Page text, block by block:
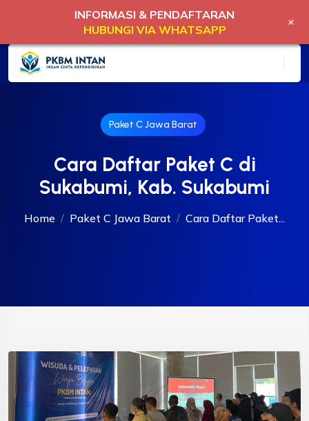
Paket C Jawa Barat
Cara Daftar Paket C di
Sukabumi, Kab. Sukabumi
Home Paket C Jawa Barat Cara Daftar Paket...
INFORMASI & PENDAFTARAN
HUBUNGI VIA WHATSAPP
+